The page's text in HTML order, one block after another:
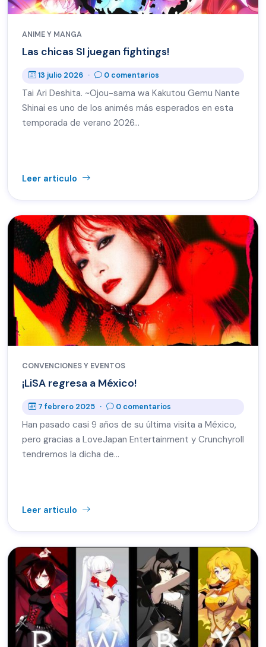
ANIME Y MANGA
Las chicas SI juegan fightings!
13 julio 2026 · 0 comentarios
Tai Ari Deshita. ~Ojou-sama wa Kakutou Gemu Nante
Shinai es uno de los animés más esperados en esta
temporada de verano 2026…
Leer articulo
CONVENCIONES Y EVENTOS
¡LiSA regresa a México!
7 febrero 2025 · 0 comentarios
Han pasado casi 9 años de su última visita a México,
pero gracias a LoveJapan Entertainment y Crunchyroll
tendremos la dicha de…
Leer articulo